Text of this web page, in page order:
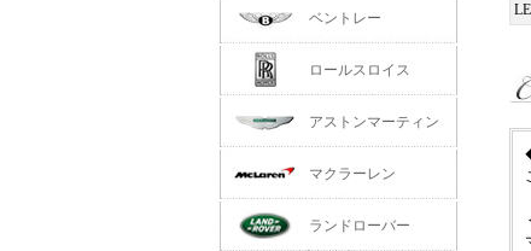
ベントレー
ロールスロイス
アストンマーティン
マクラーレン
ランドローバー